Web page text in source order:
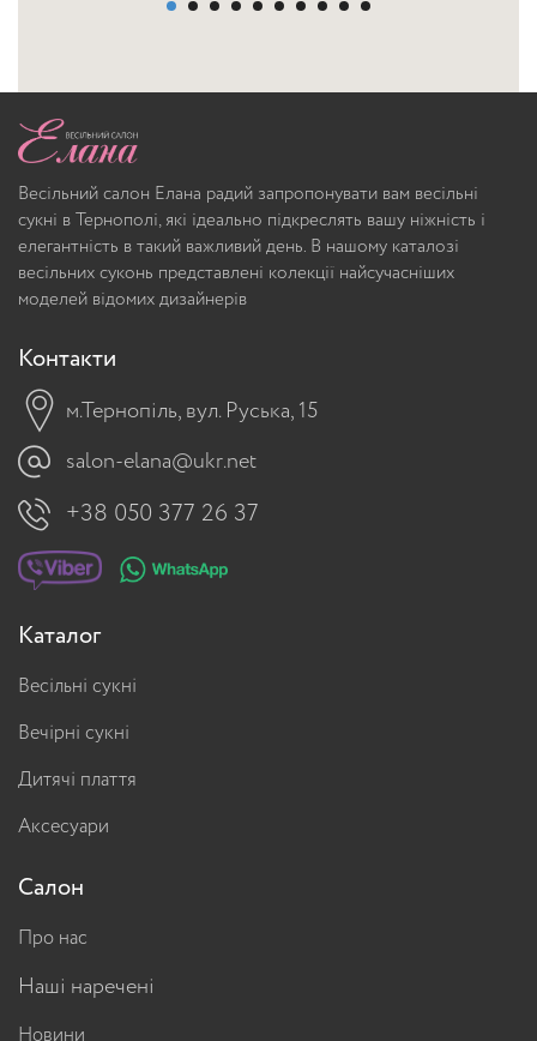
Весільний салон Елана радий запропонувати вам весільні
сукні в Тернополі, які ідеально підкреслять вашу ніжність і
елегантність в такий важливий день. В нашому каталозі
весільних суконь представлені колекції найсучасніших
моделей відомих дизайнерів
Контакти
м.Тернопіль, вул. Руська, 15
salon-elana@ukr.net
+38 050 377 26 37
Каталог
Весільні сукні
Вечірні сукні
Дитячі плаття
Аксесуари
Салон
Про нас
Наші наречені
Новини